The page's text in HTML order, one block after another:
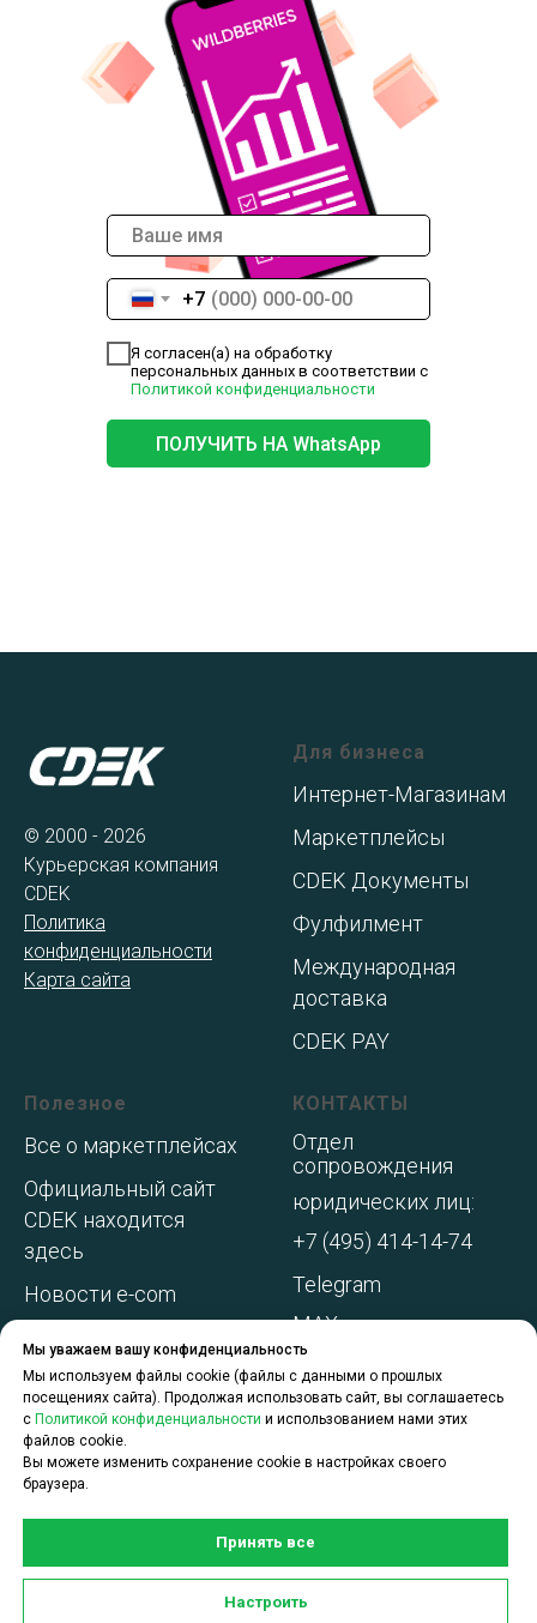
+7
Я согласен(а) на обработку
персональных данных в соответствии с
Политикой конфиденциальности
ПОЛУЧИТЬ НА WhatsApp
Задать вопрос по услугам
CDEK для Бизнеса можно в чате:
Мы уважаем вашу конфиденциальность
Мы используем файлы cookie (файлы с данными о прошлых
посещениях сайта). Продолжая использовать сайт, вы соглашаетесь
с Политикой конфиденциальности и использованием нами этих
файлов cookie.
Вы можете изменить сохранение cookie в настройках своего
браузера.
Принять все
Настроить
© 2000 - 2026
Курьерская компания
CDEK
Политика
конфиденциальности
Карта сайта
Для бизнеса
Интернет-Магазинам
Маркетплейсы
CDEK Документы
Фулфилмент
Международная
доставка
CDEK PAY
Полезное
Все о маркетплейсах
Официальный сайт
CDEK находится
здесь
Новости e-com
Акции и
спецпредложения
О компании
КОНТАКТЫ
Отдел
сопровождения
юридических лиц:
+7 (495) 414-14-74
Telegram
MAX